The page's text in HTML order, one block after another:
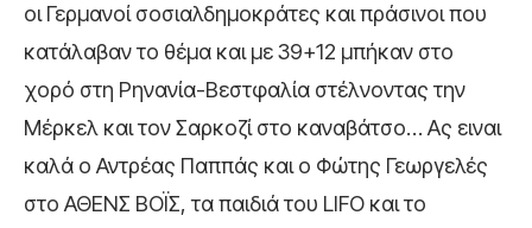
οι Γερμανοί σοσιαλδημοκράτες και πράσινοι που
κατάλαβαν το θέμα και με 39+12 μπήκαν στο
χορό στη Ρηνανία-Βεστφαλία στέλνοντας την
Μέρκελ και τον Σαρκοζί στο καναβάτσο… Ας ειναι
καλά ο Αντρέας Παππάς και ο Φώτης Γεωργελές
στο ΑΘΕΝΣ ΒΟΪΣ, τα παιδιά του LIFO και το